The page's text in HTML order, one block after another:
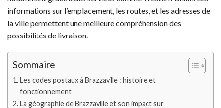
informations sur l’emplacement, les routes, et les adresses de
la ville permettent une meilleure compréhension des
possibilités de livraison.
Sommaire
Les codes postaux à Brazzaville : histoire et
fonctionnement
La géographie de Brazzaville et son impact sur